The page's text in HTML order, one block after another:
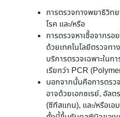
การตรวจทางพยาธิวิท
โรค และ/หรือ
การตรวจหาเชื้อจากรอ
ด้วยเทคโนโลยีตรวจท
บริการตรวจเฉพาะใน
เรียกว่า PCR
นอกจากนั้นคือการตรว
อาจด้วยเอกซเรย์, อัลต
(ซีทีสแกน), และ/หรือเอ